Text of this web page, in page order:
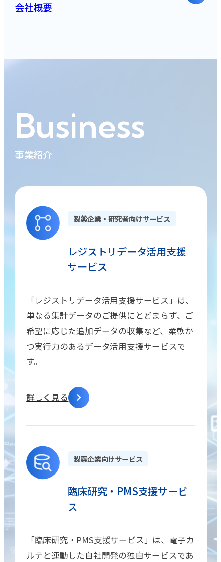
会社概要
Business
事業紹介
製薬企業・研究者向けサービス
レジストリデータ活用支援
サービス
「レジストリデータ活用支援サービス」は、
単なる集計データのご提供にとどまらず、ご
希望に応じた追加データの収集など、柔軟か
つ実行力のあるデータ活用支援サービスで
す。
詳しく見る
製薬企業向けサービス
臨床研究・PMS支援サービ
ス
「臨床研究・PMS支援サービス」は、電子カ
ルテと連動した自社開発の独自サービスであ